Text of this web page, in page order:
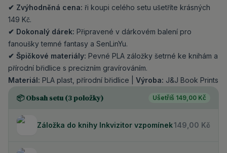
✔ Zvýhodněná cena: ři koupi celého setu ušetříte krásných
149 Kč.
✔ Dokonalý dárek: Připravené v dárkovém balení pro
fanoušky temné fantasy a SenLinYu.
✔ Špičkové materiály: Pevné PLA záložky šetrné ke knihám a
přírodní břidlice s precizním gravírováním.
Materiál: PLA plast, přírodní břidlice | Výroba: J&J Book Prints
📦 Obsah setu (3položky) Ušetříš 149,00 Kč
Záložka do knihy Inkvizitor vzpomínek149,00 Kč